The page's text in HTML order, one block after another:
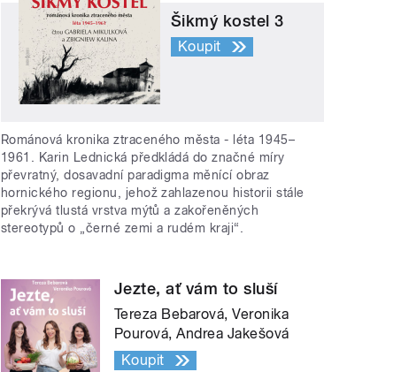
Šikmý kostel 3
Koupit
Románová kronika ztraceného města - léta 1945–
1961. Karin Lednická předkládá do značné míry
převratný, dosavadní paradigma měnící obraz
hornického regionu, jehož zahlazenou historii stále
překrývá tlustá vrstva mýtů a zakořeněných
stereotypů o „černé zemi a rudém kraji“.
Jezte, ať vám to sluší
Tereza Bebarová, Veronika
Pourová, Andrea Jakešová
Koupit